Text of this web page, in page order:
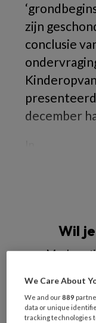
zijn
conclusie
december
Wil
Maak
Al een
We Care About
We and our889
data or unique
tracking technologies